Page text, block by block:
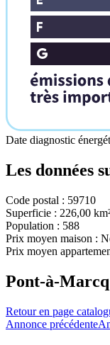
Date diagnostic
Les données
Code postal : 59710
Superficie : 226,00
Population : 588
Prix moyen maison :
Prix moyen
Pont-à-Marcq
Retour en page
Annonce précédente